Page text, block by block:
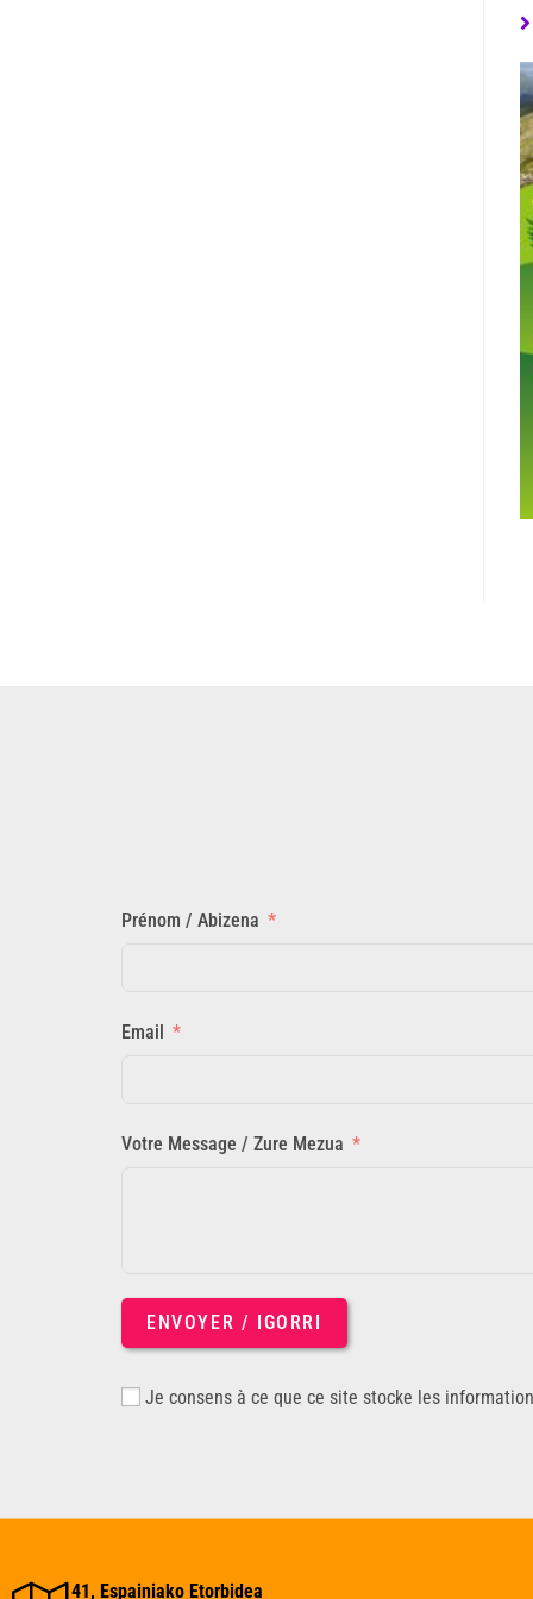
Prénom / Abizena
Email
Votre Message / Zure Mezua
ENVOYER / IGORRI
Je consens à ce que ce site stocke les
41, Espainiako Etorbidea